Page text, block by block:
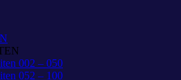
002 – 050
052 – 100